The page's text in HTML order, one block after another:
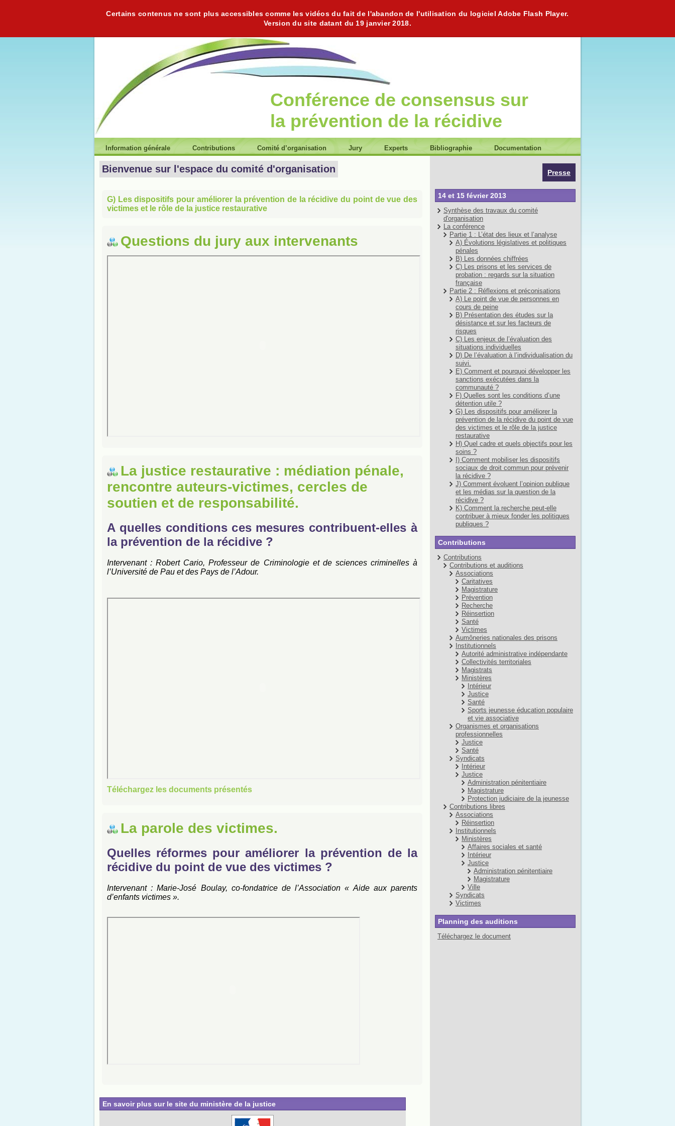
Certains contenus ne sont plus accessibles comme les vidéos du fait de l'abandon de l'utilisation du logiciel Adobe Flash Player.
Version du site datant du 19 janvier 2018.
Conférence de consensus sur
la prévention de la récidive
Information générale Contributions Comité d’organisation Jury Experts Bibliographie Documentation
Bienvenue sur l'espace du comité d'organisation
G) Les dispositifs pour améliorer la prévention de la récidive du point de vue des
victimes et le rôle de la justice restaurative
Questions du jury aux intervenants
La justice restaurative : médiation pénale,
rencontre auteurs-victimes, cercles de
soutien et de responsabilité.
A quelles conditions ces mesures contribuent-elles à
la prévention de la récidive ?
Intervenant : Robert Cario, Professeur de Criminologie et de sciences criminelles à
l’Université de Pau et des Pays de l’Adour.
Téléchargez les documents présentés
La parole des victimes.
Quelles réformes pour améliorer la prévention de la
récidive du point de vue des victimes ?
Intervenant : Marie-José Boulay, co-fondatrice de l’Association « Aide aux parents
d’enfants victimes ».
En savoir plus sur le site du ministère de la justice
Presse
14 et 15 février 2013
Synthèse des travaux du comité
d'organisation
La conférence
Partie 1 : L’état des lieux et l’analyse
A) Évolutions législatives et politiques
pénales
B) Les données chiffrées
C) Les prisons et les services de
probation : regards sur la situation
française
Partie 2 : Réflexions et préconisations
A) Le point de vue de personnes en
cours de peine
B) Présentation des études sur la
désistance et sur les facteurs de
risques
C) Les enjeux de l’évaluation des
situations individuelles
D) De l’évaluation à l’individualisation du
suivi.
E) Comment et pourquoi développer les
sanctions exécutées dans la
communauté ?
F) Quelles sont les conditions d’une
détention utile ?
G) Les dispositifs pour améliorer la
prévention de la récidive du point de vue
des victimes et le rôle de la justice
restaurative
H) Quel cadre et quels objectifs pour les
soins ?
I) Comment mobiliser les dispositifs
sociaux de droit commun pour prévenir
la récidive ?
J) Comment évoluent l’opinion publique
et les médias sur la question de la
récidive ?
K) Comment la recherche peut-elle
contribuer à mieux fonder les politiques
publiques ?
Contributions
Contributions
Contributions et auditions
Associations
Caritatives
Magistrature
Prévention
Recherche
Réinsertion
Santé
Victimes
Aumôneries nationales des prisons
Institutionnels
Autorité administrative indépendante
Collectivités territoriales
Magistrats
Ministères
Intérieur
Justice
Santé
Sports jeunesse éducation populaire
et vie associative
Organismes et organisations
professionnelles
Justice
Santé
Syndicats
Intérieur
Justice
Administration pénitentiaire
Magistrature
Protection judiciaire de la jeunesse
Contributions libres
Associations
Réinsertion
Institutionnels
Ministères
Affaires sociales et santé
Intérieur
Justice
Administration pénitentiaire
Magistrature
Ville
Syndicats
Victimes
Planning des auditions
Téléchargez le document